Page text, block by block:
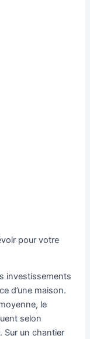
pour votre
investissements
d’une maison.
le
selon
Sur un chantier